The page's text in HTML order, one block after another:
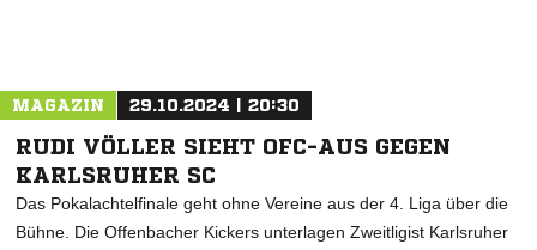
MAGAZIN 29.10.2024 | 20:30
RUDI VÖLLER SIEHT OFC-AUS GEGEN
KARLSRUHER SC
Das Pokalachtelfinale geht ohne Vereine aus der 4. Liga über die
Bühne. Die Offenbacher Kickers unterlagen Zweitligist Karlsruher